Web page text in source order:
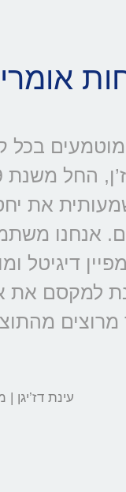
את
אנחנו
דיגיטל
למקסם את
עינת דז’יגן